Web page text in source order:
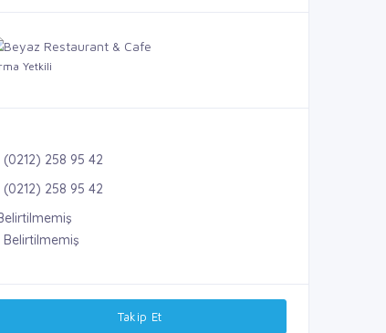
Yetkili
(0212) 258 95 42
(0212) 258 95 42
Belirtilmemiş
Takip Et